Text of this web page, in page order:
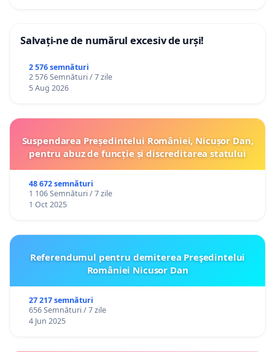
Salvați-ne de numărul excesiv de urși!
2 576 semnături
2 576 Semnături / 7 zile
5 Aug 2026
Suspendarea Președintelui României, Nicușor Dan,
pentru abuz de funcție și discreditarea statului
48 672 semnături
1 106 Semnături / 7 zile
1 Oct 2025
Referendumul pentru demiterea Preşedintelui
României Nicusor Dan
27 217 semnături
656 Semnături / 7 zile
4 Jun 2025